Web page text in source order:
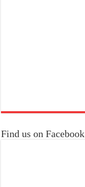
Find us on Facebook